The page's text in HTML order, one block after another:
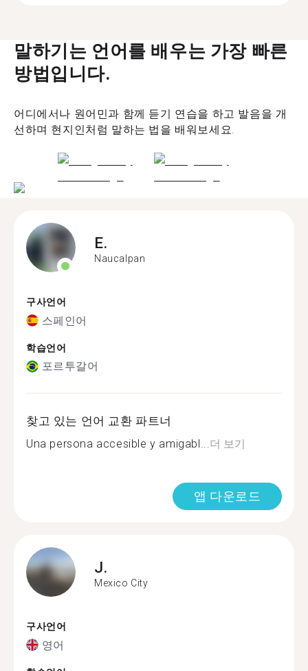
말하기는 언어를 배우는 가장 빠른
방법입니다.
어디에서나 원어민과 함께 듣기 연습을 하고 발음을 개
선하며 현지인처럼 말하는 법을 배워보세요.
E.
Naucalpan
구사언어
스페인어
학습언어
포르투갈어
찾고 있는 언어 교환 파트너
Una persona accesible y amigabl...더 보기
앱 다운로드
J.
Mexico City
구사언어
영어